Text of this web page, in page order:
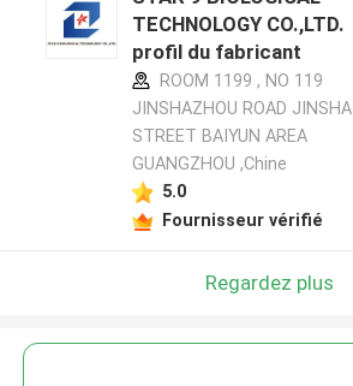
TECHNOLOGY CO.,LTD.
profil du fabricant
ROOM 1199 , NO 119
JINSHAZHOU ROAD JINSHA
STREET BAIYUN AREA
GUANGZHOU ,Chine
5.0
Fournisseur vérifié
Regardez plus